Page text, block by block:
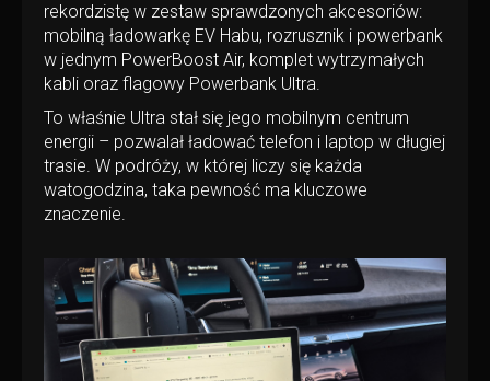
rekordzistę w zestaw sprawdzonych akcesoriów:
mobilną ładowarkę EV Habu, rozrusznik i powerbank
w jednym PowerBoost Air, komplet wytrzymałych
kabli oraz flagowy Powerbank Ultra.
To właśnie Ultra stał się jego mobilnym centrum
energii – pozwalał ładować telefon i laptop w długiej
trasie. W podróży, w której liczy się każda
watogodzina, taka pewność ma kluczowe
znaczenie.